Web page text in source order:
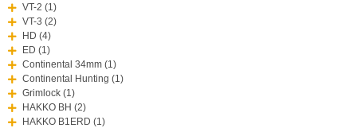
VT-2 (1)
VT-3 (2)
HD (4)
ED (1)
Continental 34mm (1)
Continental Hunting (1)
Grimlock (1)
HAKKO BH (2)
HAKKO B1ERD (1)